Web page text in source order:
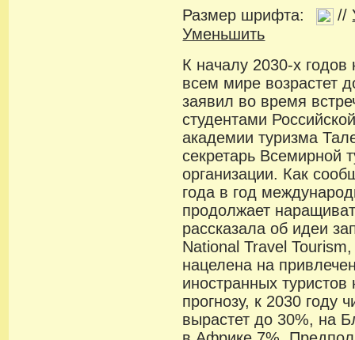
Размер шрифта: //
Уменьшить
К началу 2030-х годов
всем мире возрастет
заявил во время
студентами
академии туризма
секретарь Всемирной
организации. Как
года в год
продолжает
рассказала об идеи
National Travel Tourism,
нацелена на
иностранных туристов
прогнозу, к 2030 году
вырастет до 30%, на